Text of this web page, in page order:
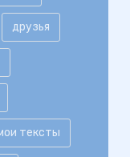
друзья
тексты